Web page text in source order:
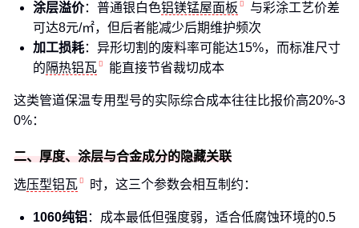
涂层溢价：普通银白色铝镁锰屋面板
与彩涂工艺价差
可达8元/㎡，但后者能减少后期维护频次
加工损耗：异形切割的废料率可能达15%，而标准尺寸
的隔热铝瓦 能直接节省裁切成本
这类管道保温专用型号的实际综合成本往往比报价高20%-3
0%：
二、厚度、涂层与合金成分的隐藏关联
选压型铝瓦 时，这三个参数会相互制约：
1060纯铝：成本最低但强度弱，适合低腐蚀环境的0.5